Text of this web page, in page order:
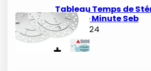
Tableau Temps de
Cocotte Minute Seb
juin 3, 2024